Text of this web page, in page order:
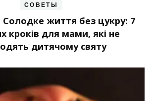
СОВЕТЫ
Солодке життя без цукру: 7
кроків для мами, які не
дитячому святу